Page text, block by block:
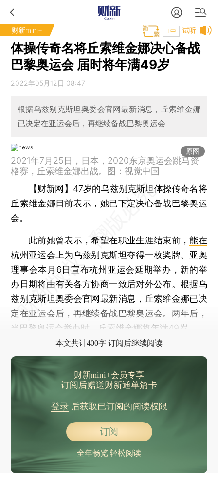
财新mini+ 试听
T中
体操传奇名将丘索维金娜决心备战
巴黎奥运会 届时将年满49岁
2022年05月12日 08:47
根据乌兹别克斯坦奥委会官网最新消息，丘索维金娜
已决定在亚运会后，再继续备战巴黎奥运会
原图
2021年7月25日，日本，2020东京奥运会跳马资
格赛，丘索维金娜出战。图：视觉中国
【财新网】 47岁的乌兹别克斯坦体操传奇名将
丘索维金娜日前表示，她已下定决心备战巴黎奥运
会。
此前她曾表示，希望在职业生涯结束前，能在
杭州亚运会上为乌兹别克斯坦夺得一枚奖牌。亚奥
理事会本月6日宣布杭州亚运会延期举办 ，新的举
办日期将由有关各方协商一致后对外公布。根据乌
兹别克斯坦奥委会官网最新消息，丘索维金娜已决
定在亚运会后，再继续备战巴黎奥运会。两年后，
当巴黎奥运会举办时，丘索维金娜将年满49岁。
本文共计400字 订阅后继续阅读
财新mini+会员专享
订阅后赠送财新通单篇卡
登录后获取已订阅的阅读权限
订阅
全年畅览 轻松阅读